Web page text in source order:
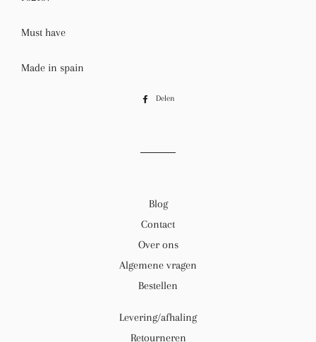
Must have
Made in spain
Delen
Blog
Contact
Over ons
Algemene vragen
Bestellen
Levering/afhaling
Retourneren